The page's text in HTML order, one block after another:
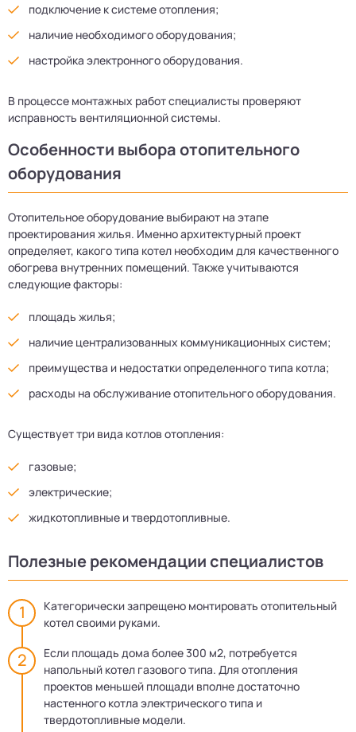
подключение к системе отопления;
наличие необходимого оборудования;
настройка электронного оборудования.
В процессе монтажных работ специалисты проверяют
исправность вентиляционной системы.
Особенности выбора отопительного
оборудования
Отопительное оборудование выбирают на этапе
проектирования жилья. Именно архитектурный проект
определяет, какого типа котел необходим для качественного
обогрева внутренних помещений. Также учитываются
следующие факторы:
площадь жилья;
наличие централизованных коммуникационных систем;
преимущества и недостатки определенного типа котла;
расходы на обслуживание отопительного оборудования.
Существует три вида котлов отопления:
газовые;
электрические;
жидкотопливные и твердотопливные.
Полезные рекомендации специалистов
Категорически запрещено монтировать отопительный
котел своими руками.
Если площадь дома более 300 м2, потребуется
напольный котел газового типа. Для отопления
проектов меньшей площади вполне достаточно
настенного котла электрического типа и
твердотопливные модели.